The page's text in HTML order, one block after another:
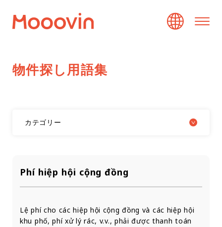
物件探し用語集
カテゴリー
Phí hiệp hội cộng đồng
Lệ phí cho các hiệp hội cộng đồng và các hiệp hội
khu phố, phí xử lý rác, v.v., phải được thanh toán